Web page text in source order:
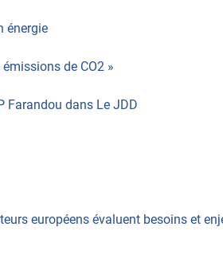
énergie
de CO2 »
Farandou dans Le JDD
européens évaluent besoins et